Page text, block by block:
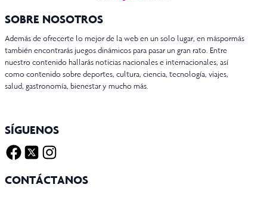
SOBRE NOSOTROS
Además de ofrecerte lo mejor de la web en un solo lugar, en máspormás
también encontrarás juegos dinámicos para pasar un gran rato. Entre
nuestro contenido hallarás noticias nacionales e internacionales, así
como contenido sobre deportes, cultura, ciencia, tecnología, viajes,
salud, gastronomía, bienestar y mucho más.
SÍGUENOS
CONTÁCTANOS